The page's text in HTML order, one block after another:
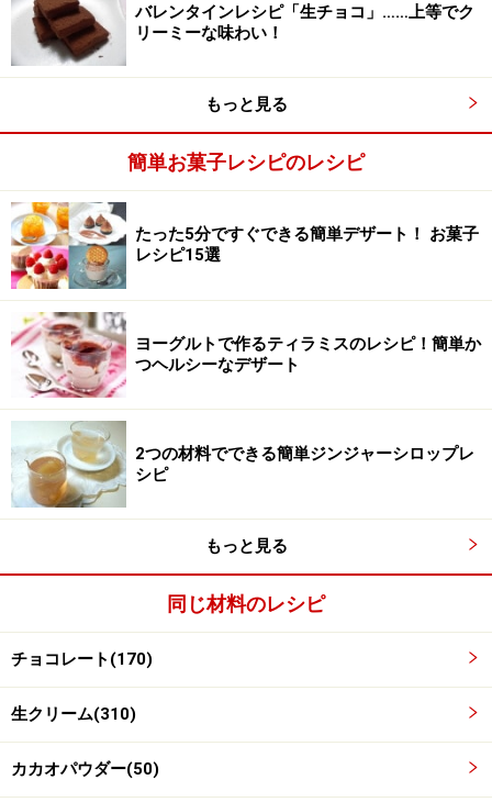
るまで良く混ぜると、カカオ成分と生クリームが乳化し
てより口当たりが滑らかなチョコレートになります。
型に流し入れ、冷やす
クッキングシートを敷いた型に、空気が入らないように
ゆっくりとチョコレートを流し入れ、カードで平らにな
らします。
冷蔵庫で冷やし固めます。
バレンタインレシピ「生チョコ」……上等でク
リーミーな味わい！
もっと見る
簡単お菓子レシピのレシピ
たった5分ですぐできる簡単デザート！ お菓子
レシピ15選
ヨーグルトで作るティラミスのレシピ！簡単か
つヘルシーなデザート
2つの材料でできる簡単ジンジャーシロップレ
シピ
もっと見る
同じ材料のレシピ
チョコレート(170)
生クリーム(310)
カカオパウダー(50)